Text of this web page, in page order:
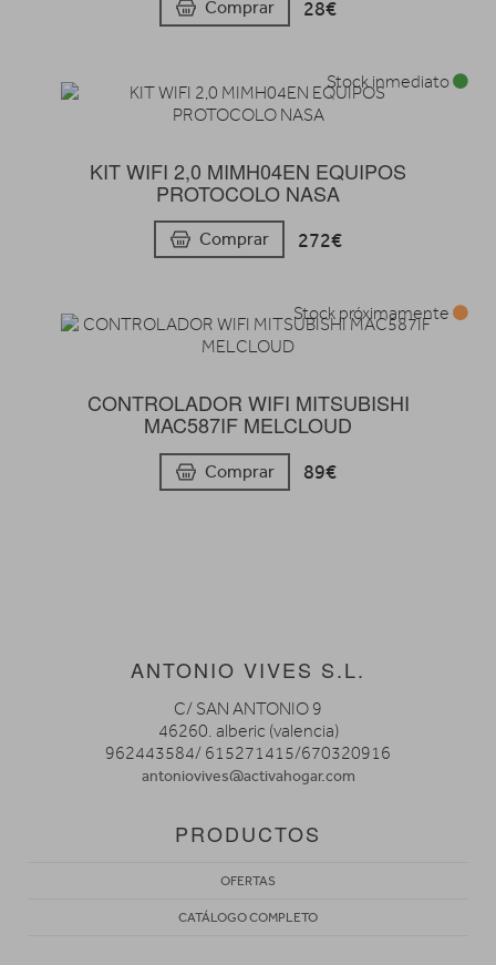
Comprar 28€
KIT WIFI 2,0 MIMH04EN EQUIPOS
PROTOCOLO NASA
Comprar 272€
Stock inmediato
CONTROLADOR WIFI MITSUBISHI
MAC587IF MELCLOUD
Comprar 89€
Stock próximamente
ANTONIO VIVES S.L.
C/ SAN ANTONIO 9
46260. alberic (valencia)
962443584/ 615271415/670320916
antoniovives@activahogar.com
PRODUCTOS
OFERTAS
CATÁLOGO COMPLETO